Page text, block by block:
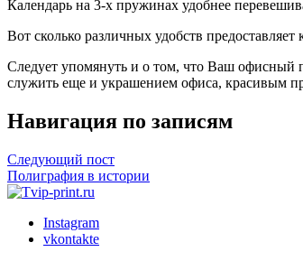
Календарь на 3-х пружинах удобнее
Вот сколько различных удобств
Следует упомянуть и о том, что Ваш офисный
служить еще и украшением офиса, красивым
Навигация по записям
Следующий пост
Полиграфия в истории
Instagram
vkontakte